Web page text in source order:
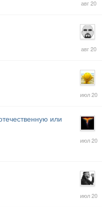
авг
авг
июл
или
июл
июл